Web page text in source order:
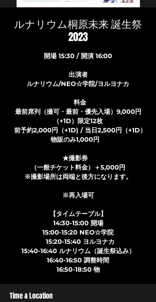
ルナリウム桐原未来 誕生祭
2023
開場 15:30 / 開演 16:00
出演者
ルナリウム/NEO☆学院/ヨルヨナカ
料金
最前席列（撮可・最前・優先入場）9,000円
（+1D）限定12枚
前予約2,000円（+1D) / 当日2,500円（+1D）
物販のみ1,000円
★撮影券
（一般チケット料金）＋5,000円
※撮影場所は両端と後方になります。
※再入場可
【タイムテーブル】
14:30-15:00 開場
15:00-15:20 NEO☆学院
15:20-15:40 ヨルヨナカ
15:40-16:40 ルナリウム（誕生祭込み）
16:40-16:50 調整時間
16:50-18:50 物
Time & Location